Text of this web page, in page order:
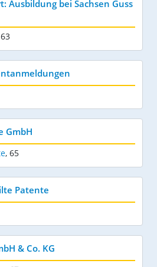
Ausbildung bei Sachsen Guss
GmbH
, 65
Patente
& Co. KG